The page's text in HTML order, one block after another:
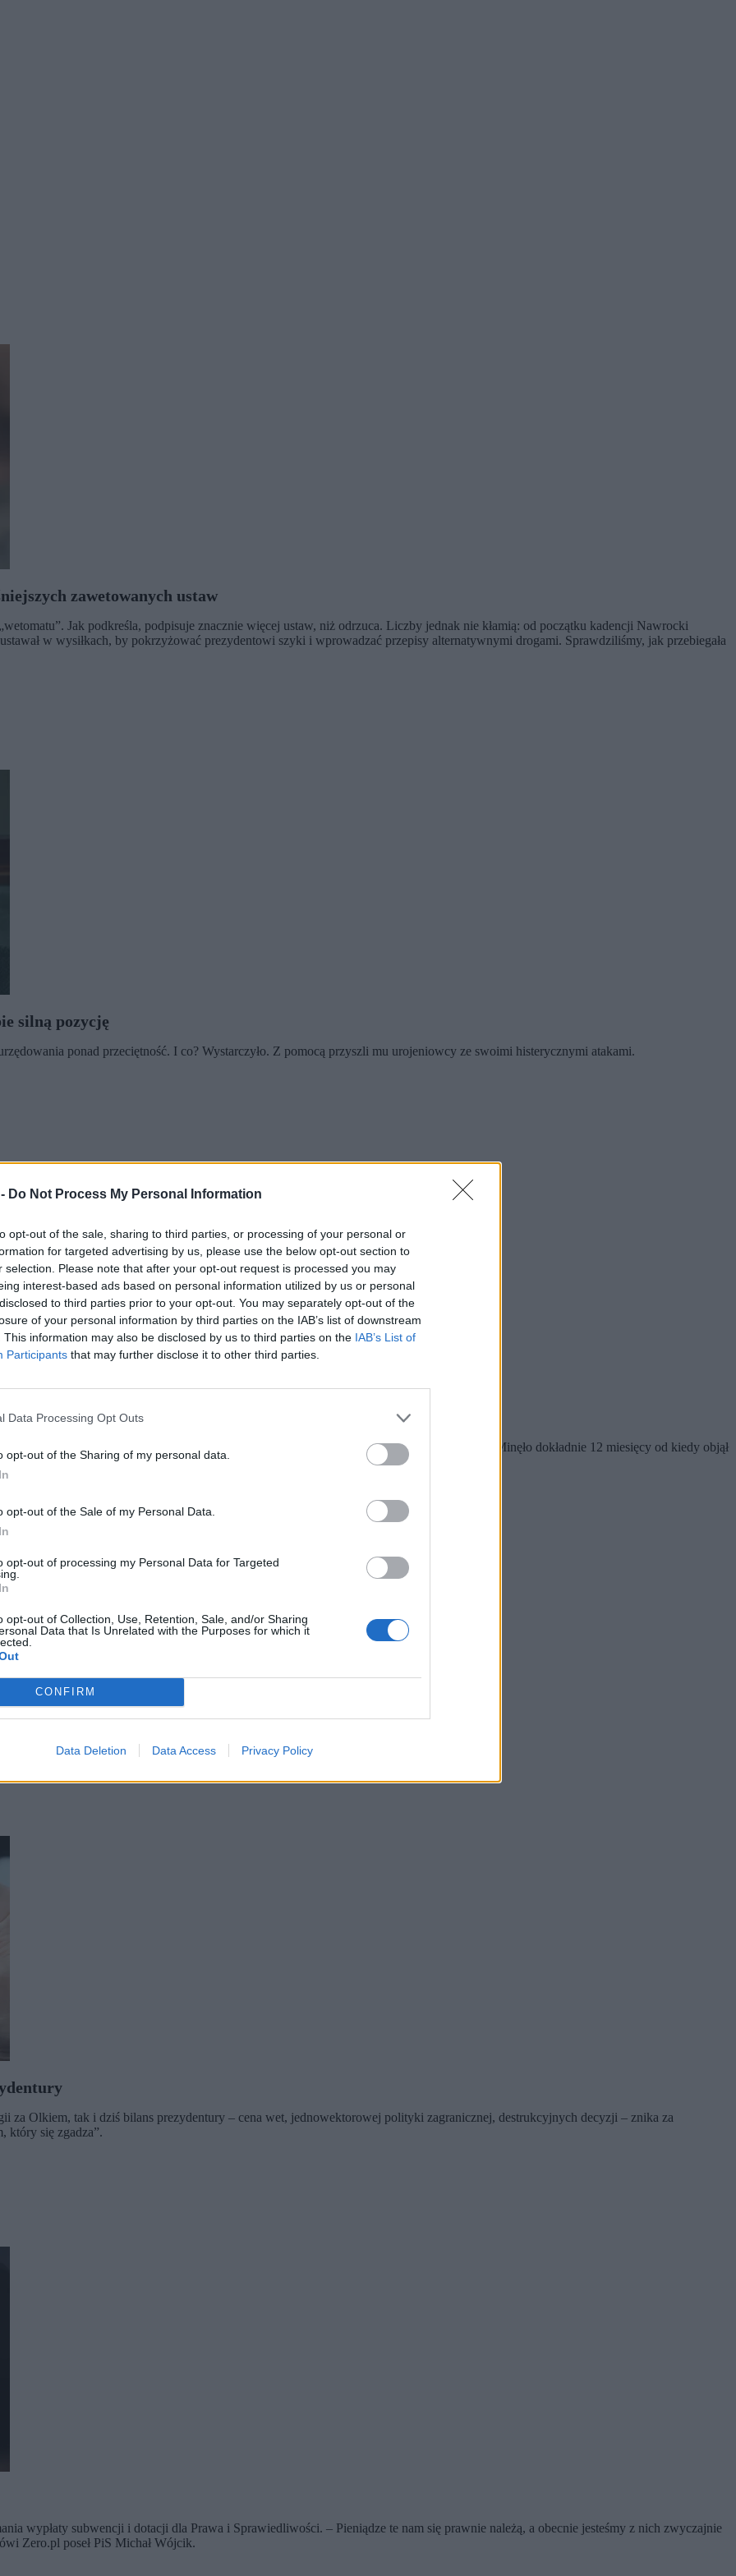
Do Not Process My Personal Information
opt-out of the sale, sharing to third parties, or processing of your personal or
for targeted advertising by us, please use the below opt-out section to
selection. Please note that after your opt-out request is processed you may
interest-based ads based on personal information utilized by us or personal
to third parties prior to your opt-out. You may separately opt-out of the
of your personal information by third parties on the IAB’s list of downstream
This information may also be disclosed by us to third parties on the IAB’s List of
Participants that may further disclose it to other third parties.
Data Processing Opt Outs
opt-out of the Sharing of my personal data.
opt-out of the Sale of my Personal Data.
opt-out of processing my Personal Data for Targeted
opt-out of Collection, Use, Retention, Sale, and/or Sharing
Data that Is Unrelated with the Purposes for which it
CONFIRM
Data Deletion Data Access Privacy Policy
zawetowanych ustaw
Jak podkreśla, podpisuje znacznie więcej ustaw, niż odrzuca. Liczby jednak nie kłamią: od początku kadencji Nawrocki
w wysiłkach, by pokrzyżować prezydentowi szyki i wprowadzać przepisy alternatywnymi drogami. Sprawdziliśmy, jak przebiegała
silną pozycję
ponad przeciętność. I co? Wystarczyło. Z pomocą przyszli mu urojeniowcy ze swoimi histerycznymi atakami.
jak realizuje swój Plan 21
21 – zapowiadał w marcu ubiegłego roku Karol Nawrocki, wtedy kandydat na prezydenta. Minęło dokładnie 12 miesięcy od kiedy objął
mają się do rzeczywistości.
za Olkiem, tak i dziś bilans prezydentury – cena wet, jednowektorowej polityki zagranicznej, destrukcyjnych decyzji – znika za
który się zgadza”.
wypłaty subwencji i dotacji dla Prawa i Sprawiedliwości. – Pieniądze te nam się prawnie należą, a obecnie jesteśmy z nich zwyczajnie
Zero.pl poseł PiS Michał Wójcik.